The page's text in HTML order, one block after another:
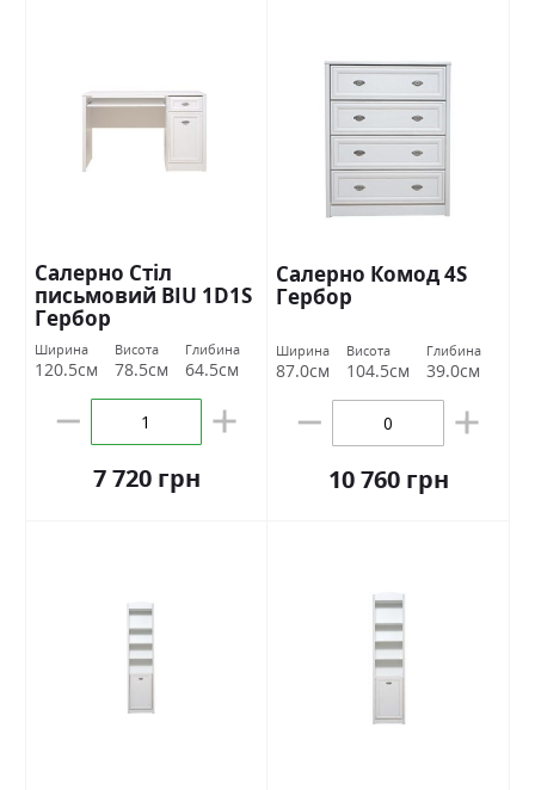
Салерно Стіл
письмовий BIU 1D1S
Гербор
Ширина
120.5см
Висота
78.5см
Глибина
64.5см
7 720 грн
Салерно Комод 4S
Гербор
Ширина
87.0см
Висота
104.5см
Глибина
39.0см
10 760 грн